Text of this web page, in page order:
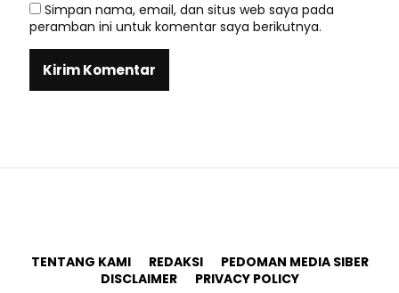
Simpan nama, email, dan situs web saya pada
peramban ini untuk komentar saya berikutnya.
TENTANG KAMI REDAKSI
PEDOMAN MEDIA SIBER
DISCLAIMER
PRIVACY POLICY